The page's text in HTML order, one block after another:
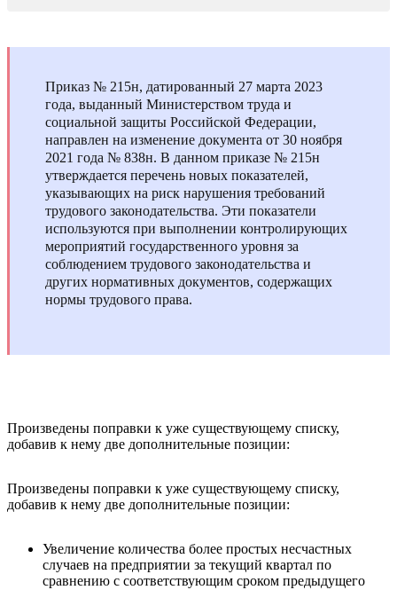
Приказ № 215н, датированный 27 марта 2023
года, выданный Министерством труда и
социальной защиты Российской Федерации,
направлен на изменение документа от 30 ноября
2021 года № 838н. В данном приказе № 215н
утверждается перечень новых показателей,
указывающих на риск нарушения требований
трудового законодательства. Эти показатели
используются при выполнении контролирующих
мероприятий государственного уровня за
соблюдением трудового законодательства и
других нормативных документов, содержащих
нормы трудового права.
Произведены поправки к уже существующему списку,
добавив к нему две дополнительные позиции:
Произведены поправки к уже существующему списку,
добавив к нему две дополнительные позиции:
Увеличение количества более простых несчастных
случаев на предприятии за текущий квартал по
сравнению с соответствующим сроком предыдущего